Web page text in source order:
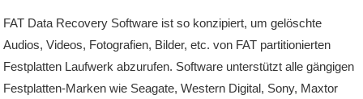
FAT Data Recovery Software ist so konzipiert, um gelöschte
Audios, Videos, Fotografien, Bilder, etc. von FAT partitionierten
Festplatten Laufwerk abzurufen. Software unterstützt alle gängigen
Festplatten-Marken wie Seagate, Western Digital, Sony, Maxtor